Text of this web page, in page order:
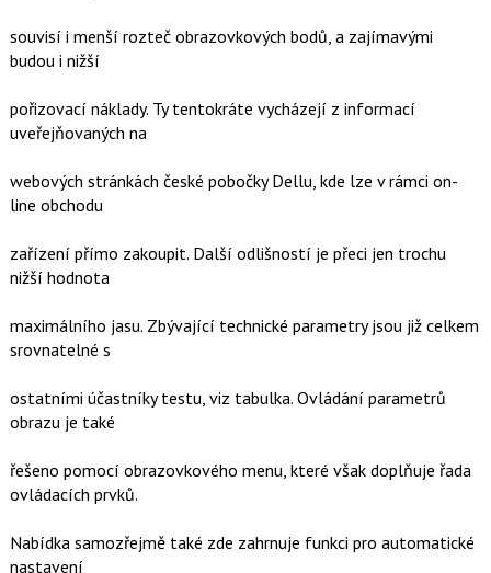
souvisí i menší rozteč obrazovkových bodů, a zajímavými
budou i nižší
pořizovací náklady. Ty tentokráte vycházejí z informací
uveřejňovaných na
webových stránkách české pobočky Dellu, kde lze v rámci on-
line obchodu
zařízení přímo zakoupit. Další odlišností je přeci jen trochu
nižší hodnota
maximálního jasu. Zbývající technické parametry jsou již celkem
srovnatelné s
ostatními účastníky testu, viz tabulka. Ovládání parametrů
obrazu je také
řešeno pomocí obrazovkového menu, které však doplňuje řada
ovládacích prvků.
Nabídka samozřejmě také zde zahrnuje funkci pro automatické
nastavení